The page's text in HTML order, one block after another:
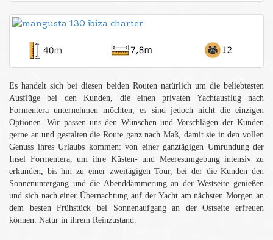
Es handelt sich bei diesen beiden Routen natürlich um die beliebtesten
Ausflüge bei den Kunden, die einen privaten Yachtausflug nach
Formentera unternehmen möchten, es sind jedoch nicht die einzigen
Optionen. Wir passen uns den Wünschen und Vorschlägen der Kunden
gerne an und gestalten die Route ganz nach Maß, damit sie in den vollen
Genuss ihres Urlaubs kommen: von einer ganztägigen Umrundung der
Insel Formentera, um ihre Küsten- und Meeresumgebung intensiv zu
erkunden, bis hin zu einer zweitägigen Tour, bei der die Kunden den
Sonnenuntergang und die Abenddämmerung an der Westseite genießen
und sich nach einer Übernachtung auf der Yacht am nächsten Morgen an
dem besten Frühstück bei Sonnenaufgang an der Ostseite erfreuen
können: Natur in ihrem Reinzustand.